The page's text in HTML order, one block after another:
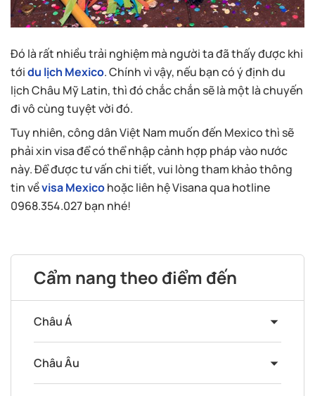
Đó là rất nhiều trải nghiệm mà người ta đã thấy được khi
tớidu lịch Mexico. Chính vì vậy, nếu bạn có ý định du
lịch Châu Mỹ Latin, thì đó chắc chắn sẽ là một là chuyến
đi vô cùng tuyệt vời đó.
Tuy nhiên, công dân Việt Nam muốn đến Mexico thì sẽ
phải xin visa để có thể nhập cảnh hợp pháp vào nước
này. Để được tư vấn chi tiết, vui lòng tham khảo thông
tin vềvisa Mexicohoặc liên hệ Visana qua hotline
0968.354.027 bạn nhé!
Cẩm nang theo điểm đến
Châu Á
Châu Âu